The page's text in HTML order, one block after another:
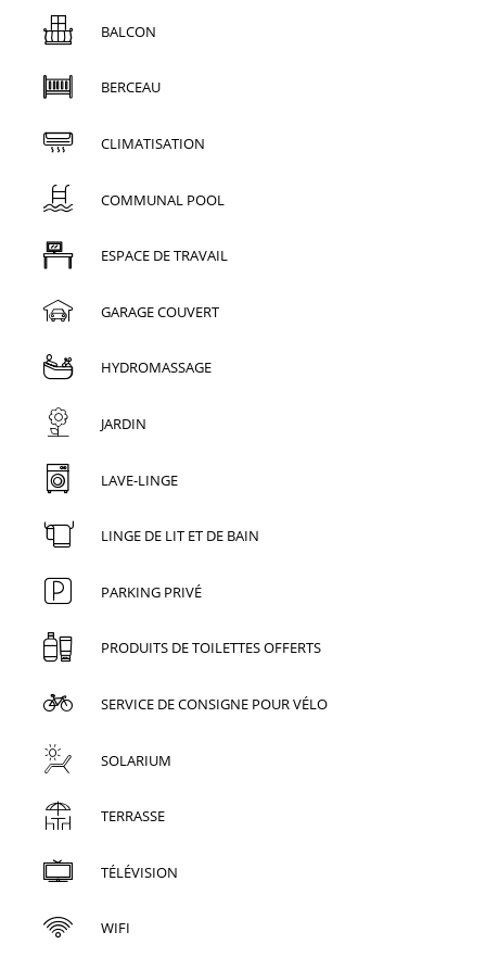
BALCON
BERCEAU
CLIMATISATION
COMMUNAL POOL
ESPACE DE TRAVAIL
GARAGE COUVERT
HYDROMASSAGE
JARDIN
LAVE-LINGE
LINGE DE LIT ET DE BAIN
PARKING PRIVÉ
PRODUITS DE TOILETTES OFFERTS
SERVICE DE CONSIGNE POUR VÉLO
SOLARIUM
TERRASSE
TÉLÉVISION
WIFI